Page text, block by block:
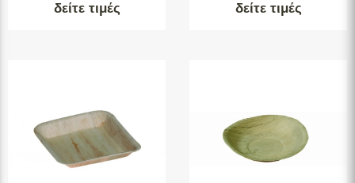
δείτε τιμές
δείτε τιμές